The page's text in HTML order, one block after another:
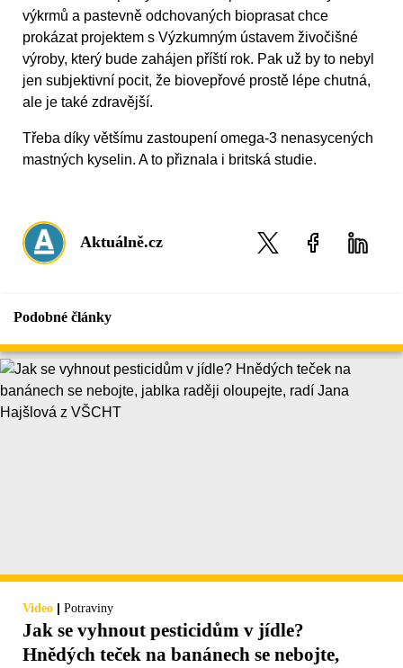
výkrmů a pastevně odchovaných bioprasat chce
prokázat projektem s Výzkumným ústavem živočišné
výroby, který bude zahájen příští rok. Pak už by to nebyl
jen subjektivní pocit, že biovepřové prostě lépe chutná,
ale je také zdravější.
Třeba díky většímu zastoupení omega-3 nenasycených
mastných kyselin. A to přiznala i britská studie.
Aktuálně.cz
Podobné články
Video | Potraviny
Jak se vyhnout pesticidům v jídle?
Hnědých teček na banánech se nebojte,